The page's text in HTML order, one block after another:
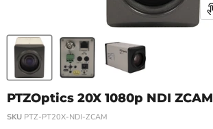
PTZOptics 20X 1080p NDI ZCAM
SKU PTZ-PT20X-NDI-ZCAM